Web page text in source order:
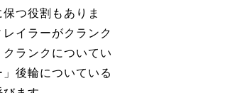
つ役割もありま
イラーがクランク
ランクについてい
後輪についている